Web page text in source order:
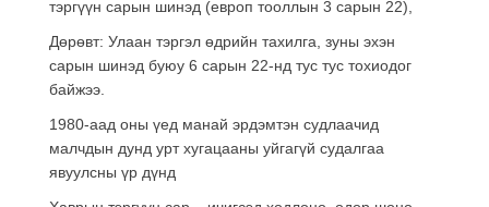
тэргүүн сарын шинэд (европ тооллын 3 сарын 22),
Дөрөвт: Улаан тэргэл өдрийн тахилга, зуны эхэн
сарын шинэд буюу 6 сарын 22-нд тус тус тохиодог
байжээ.
1980-аад оны үед манай эрдэмтэн судлаачид
малчдын дунд урт хугацааны уйгагүй судалгаа
явуулсны үр дүнд